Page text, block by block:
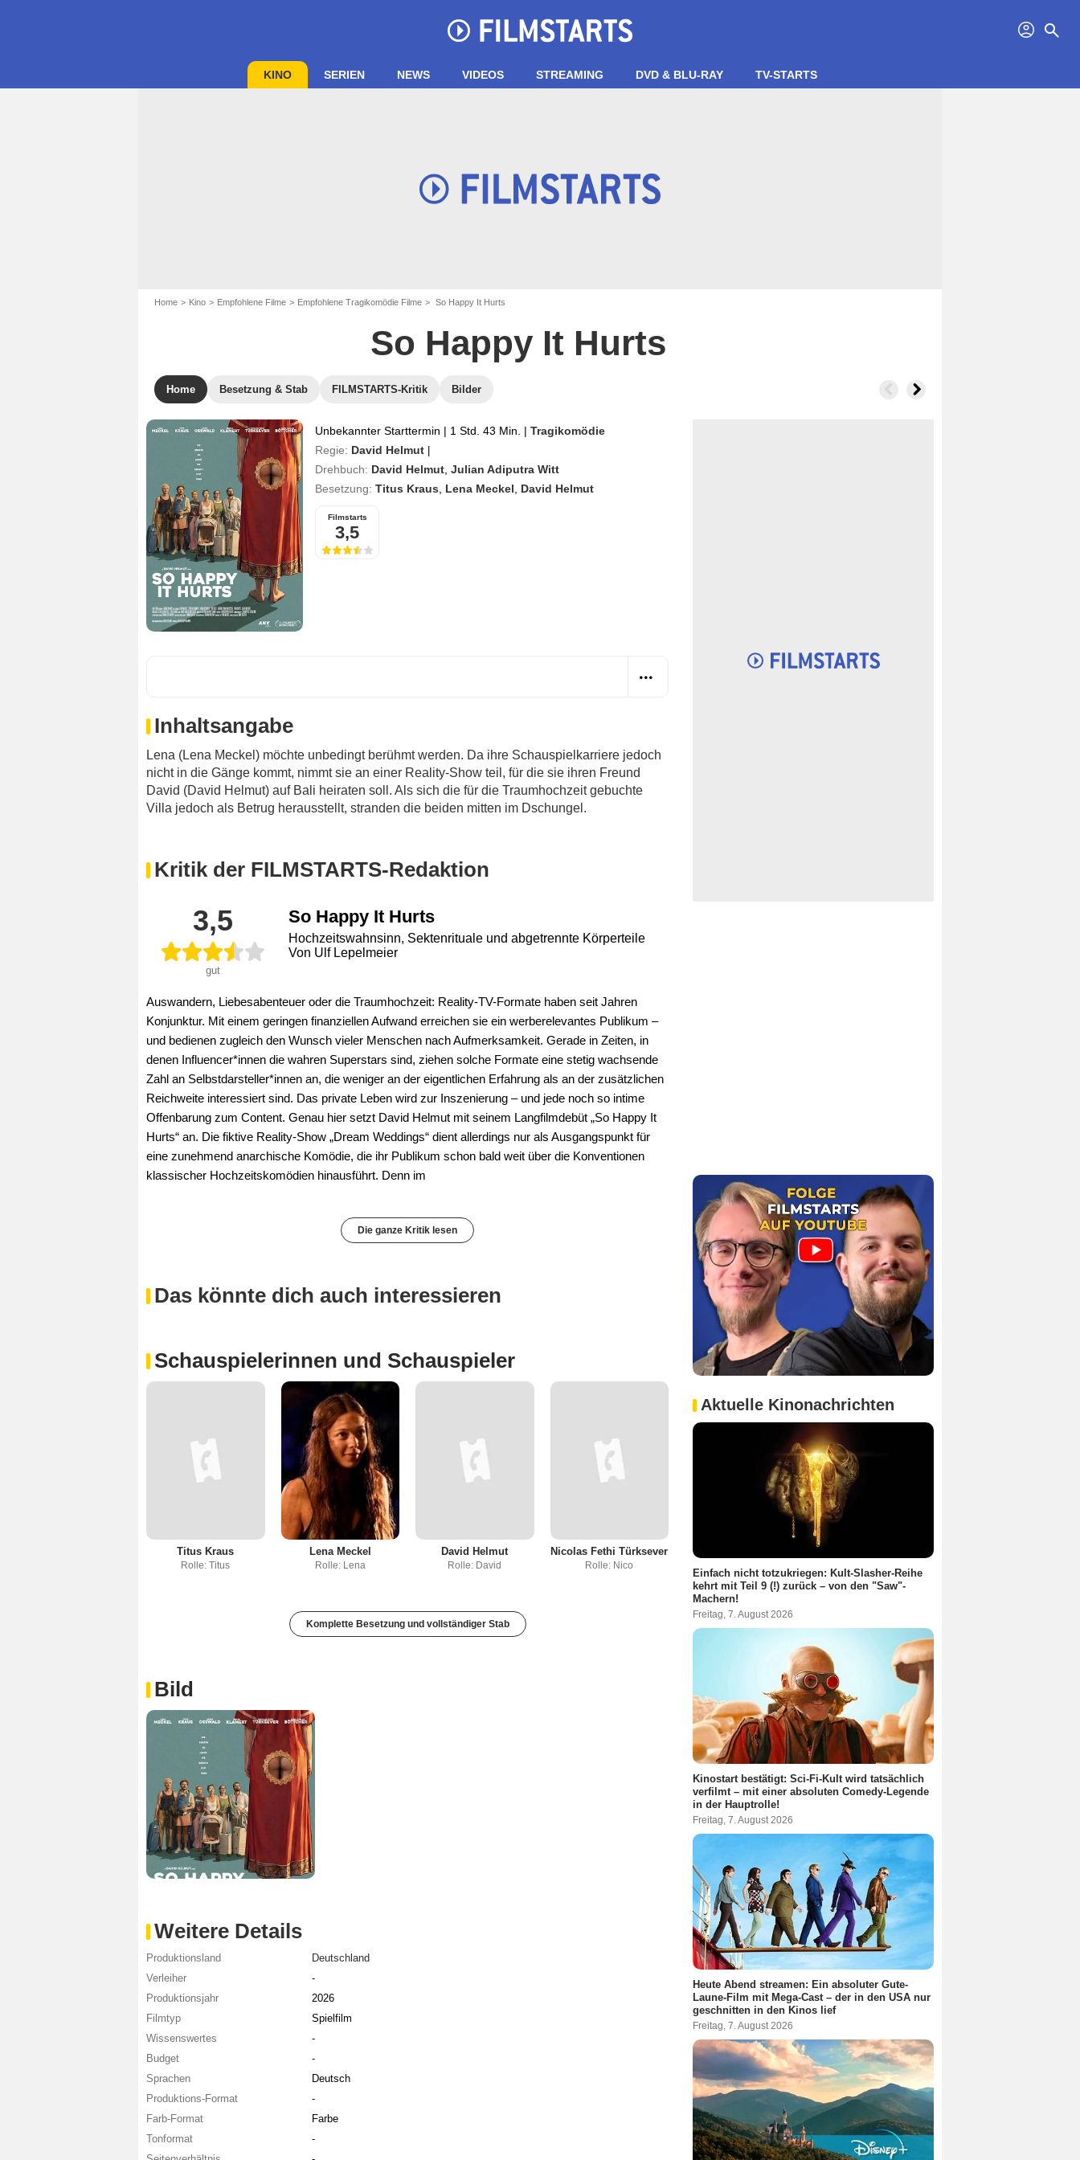
profil search
KINO SERIEN NEWS VIDEOS STREAMING DVD & BLU-RAY TV-STARTS
Home Kino Empfohlene Filme Empfohlene Tragikomödie Filme So Happy It Hurts
So Happy It Hurts
Home Besetzung & Stab FILMSTARTS-Kritik Bilder
Unbekannter Starttermin | 1 Std. 43 Min. | Tragikomödie
Regie: David Helmut
Drehbuch: David Helmut Julian Adiputra Witt
Besetzung: Titus Kraus Lena Meckel David Helmut
Filmstarts
3,5
Inhaltsangabe
Lena (Lena Meckel) möchte unbedingt berühmt werden. Da ihre Schauspielkarriere jedoch
nicht in die Gänge kommt, nimmt sie an einer Reality-Show teil, für die sie ihren Freund
David (David Helmut) auf Bali heiraten soll. Als sich die für die Traumhochzeit gebuchte
Villa jedoch als Betrug herausstellt, stranden die beiden mitten im Dschungel.
Kritik der FILMSTARTS-Redaktion
3,5
gut
So Happy It Hurts
Hochzeitswahnsinn, Sektenrituale und abgetrennte Körperteile
Von Ulf Lepelmeier
Auswandern, Liebesabenteuer oder die Traumhochzeit: Reality-TV-Formate haben seit Jahren
Konjunktur. Mit einem geringen finanziellen Aufwand erreichen sie ein werberelevantes Publikum –
und bedienen zugleich den Wunsch vieler Menschen nach Aufmerksamkeit. Gerade in Zeiten, in
denen Influencer*innen die wahren Superstars sind, ziehen solche Formate eine stetig wachsende
Zahl an Selbstdarsteller*innen an, die weniger an der eigentlichen Erfahrung als an der zusätzlichen
Reichweite interessiert sind. Das private Leben wird zur Inszenierung – und jede noch so intime
Offenbarung zum Content. Genau hier setzt David Helmut mit seinem Langfilmdebüt „So Happy It
Hurts“ an. Die fiktive Reality-Show „Dream Weddings“ dient allerdings nur als Ausgangspunkt für
eine zunehmend anarchische Komödie, die ihr Publikum schon bald weit über die Konventionen
klassischer Hochzeitskomödien hinausführt. Denn im
Die ganze Kritik lesen
Das könnte dich auch interessieren
Schauspielerinnen und Schauspieler
Titus Kraus
Rolle: Titus
Lena Meckel
Rolle: Lena
David Helmut
Rolle: David
Nicolas Fethi Türksever
Rolle: Nico
Komplette Besetzung und vollständiger Stab
Bild
Weitere Details
Produktionsland
Deutschland
Verleiher
-
Produktionsjahr
2026
Filmtyp
Spielfilm
Wissenswertes
-
Budget
-
Sprachen
Deutsch
Produktions-Format
-
Farb-Format
Farbe
Tonformat
-
Aktuelle Kinonachrichten
Einfach nicht totzukriegen: Kult-Slasher-Reihe
kehrt mit Teil 9 (!) zurück – von den "Saw"-
Machern!
Freitag, 7. August 2026
Kinostart bestätigt: Sci-Fi-Kult wird tatsächlich
verfilmt – mit einer absoluten Comedy-Legende
in der Hauptrolle!
Freitag, 7. August 2026
Heute Abend streamen: Ein absoluter Gute-
Laune-Film mit Mega-Cast – der in den USA nur
geschnitten in den Kinos lief
Freitag, 7. August 2026